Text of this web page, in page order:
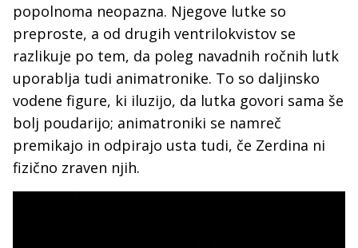
popolnoma neopazna. Njegove lutke so
preproste, a od drugih ventrilokvistov se
razlikuje po tem, da poleg navadnih ročnih lutk
uporablja tudi animatronike. To so daljinsko
vodene figure, ki iluzijo, da lutka govori sama še
bolj poudarijo; animatroniki se namreč
premikajo in odpirajo usta tudi, če Zerdina ni
fizično zraven njih.